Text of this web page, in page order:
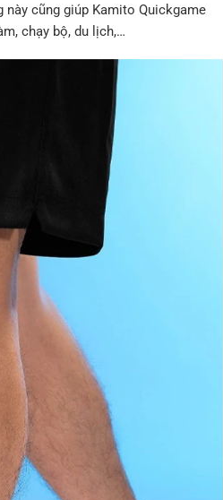
cũng giúp Kamito Quickgame
chạy bộ, du lịch,…